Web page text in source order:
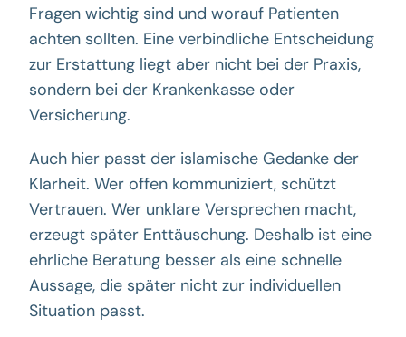
Fragen wichtig sind und worauf Patienten
achten sollten. Eine verbindliche Entscheidung
zur Erstattung liegt aber nicht bei der Praxis,
sondern bei der Krankenkasse oder
Versicherung.
Auch hier passt der islamische Gedanke der
Klarheit. Wer offen kommuniziert, schützt
Vertrauen. Wer unklare Versprechen macht,
erzeugt später Enttäuschung. Deshalb ist eine
ehrliche Beratung besser als eine schnelle
Aussage, die später nicht zur individuellen
Situation passt.